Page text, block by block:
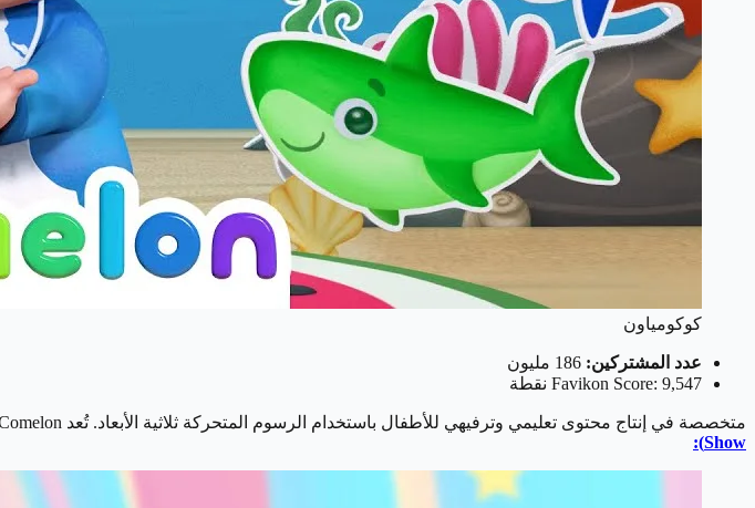
كوكومياون
عدد المشتركين:
Favikon Score: 9,547 نقطة
متخصصة في إنتاج محتوى تعليمي وترفيهي للأطفال باستخدام الرسوم المتحركة ثلاثية الأبعاد. تُعد CoComelon خيارًا أولًا للأهل الباحثين عن تعليم أطفالهم بطريقة ممتعة.
Show):